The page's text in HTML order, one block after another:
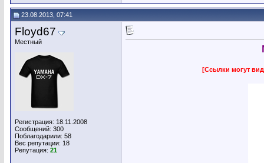
23.08.2013, 07:41
Floyd67
Местный
Регистрация: 18.11.2008
Сообщений: 300
Поблагодарили: 58
Вес репутации: 18
Репутация: 21
[Ссылки могут